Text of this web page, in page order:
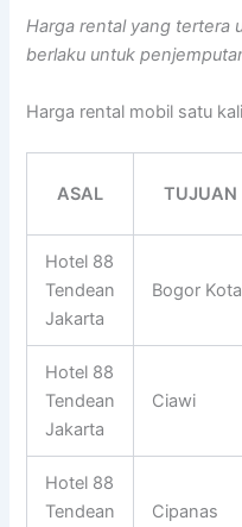
Harga rental yang tertera
berlaku untuk
Harga rental mobil satu
ASAL TUJUAN
Hotel 88
Tendean
Jakarta
Bogor Kota
Hotel 88
Tendean
Jakarta
Ciawi
Hotel 88
Tendean
Cipanas